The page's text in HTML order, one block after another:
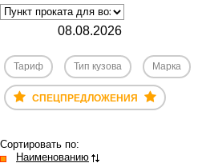
Тариф Тип кузова Марка
СПЕЦПРЕДЛОЖЕНИЯ
Сортировать по:
Наименованию